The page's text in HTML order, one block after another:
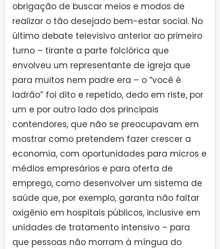
obrigação de buscar meios e modos de
realizar o tão desejado bem-estar social. No
último debate televisivo anterior ao primeiro
turno – tirante a parte folclórica que
envolveu um representante de igreja que
para muitos nem padre era – o “você é
ladrão” foi dito e repetido, dedo em riste, por
um e por outro lado dos principais
contendores, que não se preocupavam em
mostrar como pretendem fazer crescer a
economia, com oportunidades para micros e
médios empresários e para oferta de
emprego, como desenvolver um sistema de
saúde que, por exemplo, garanta não faltar
oxigênio em hospitais públicos, inclusive em
unidades de tratamento intensivo – para
que pessoas não morram à míngua do